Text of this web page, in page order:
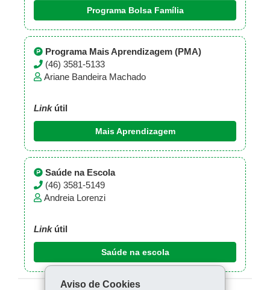
Programa Bolsa Família
Programa Mais Aprendizagem (PMA)
(46) 3581-5133
Ariane Bandeira Machado
Linkútil
Mais Aprendizagem
Saúde na Escola
(46) 3581-5149
Andreia Lorenzi
Linkútil
Saúde na escola
Aviso de Cookies